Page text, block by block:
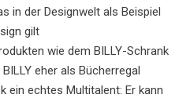
in der Designwelt als Beispiel
gilt
wie dem BILLY-Schrank
eher als Bücherregal
ein echtes Multitalent: Er kann